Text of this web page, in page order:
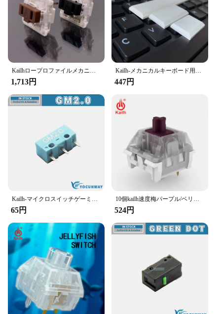
1,713円 447円
65円 524円